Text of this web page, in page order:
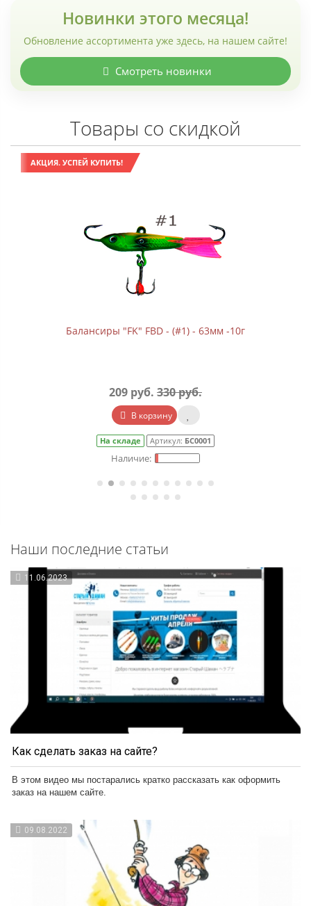
Новинки этого месяца!
Обновление ассортимента уже здесь, на нашем сайте!
Смотреть новинки
Товары со скидкой
АКЦИЯ. УСПЕЙ КУПИТЬ!
Балансиры "FK" FBD - (#1) - 63мм -10г
209 руб. 330 руб.
В корзину
На складе Артикул: БС0001
Наши последние статьи
11.06.2023
Как сделать заказ на сайте?
В этом видео мы постарались кратко рассказать как оформить
заказ на нашем сайте.
09.08.2022